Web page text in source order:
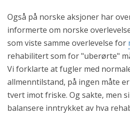
Også på norske aksjoner har
informerte om norske
som viste samme overlevelse for
rehabilitert som for "uberørte"
Vi forklarte at fugler med
allmenntilstand, på ingen måte
tvert imot friske. Og sakte, men
balansere inntrykket av hva